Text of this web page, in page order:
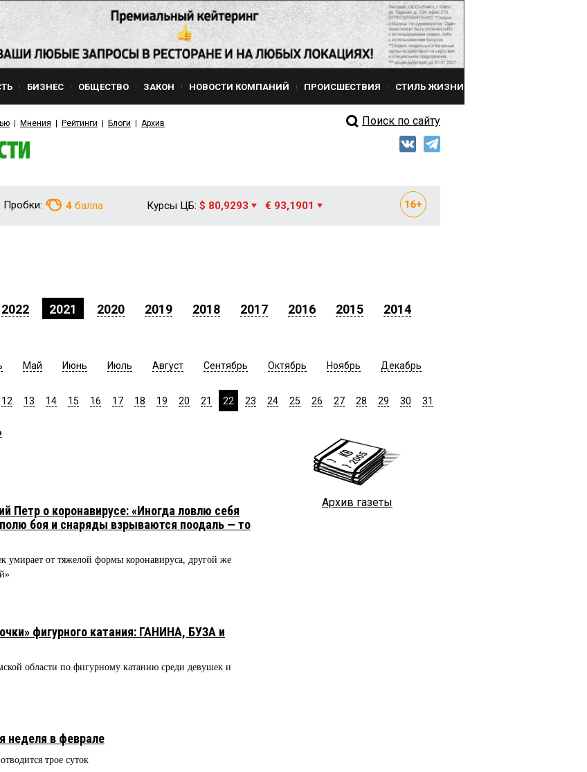
БИЗНЕС ОБЩЕСТВО ЗАКОН НОВОСТИ КОМПАНИЙ ПРОИСШЕСТВИЯ СТИЛЬ ЖИЗНИ
Мнения Рейтинги Блоги Архив Поиск по сайту
Пробки: 4 балла Курсы ЦБ: $ 80,9293 € 93,1901
2022 2021 2020 2019 2018 2017 2016 2015
2014
Май Июнь Июль Август Сентябрь Октябрь Ноябрь Декабрь
12 13 14 15 16 17 18 19 20 21 22 23 24 25 26 27 28 29 30 31
Петр о коронавирусе: «Иногда ловлю себя
боя и снаряды взрываются поодаль — то
умирает от тяжелой формы коронавируса, другой же
фигурного катания: ГАНИНА, БУЗА и
области по фигурному катанию среди девушек и
неделя в феврале
трое суток
Архив газеты